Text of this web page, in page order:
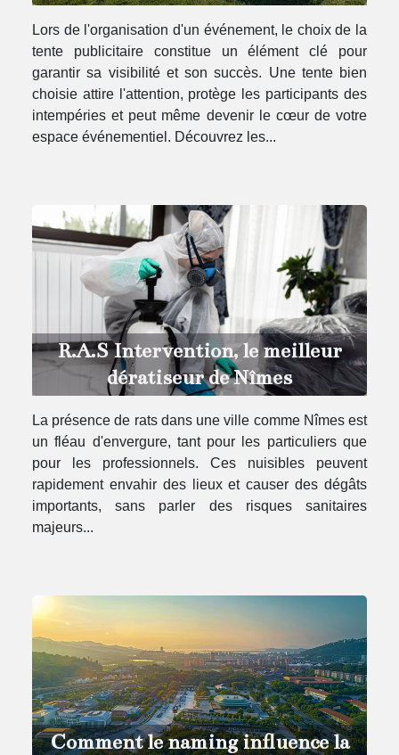
événement
Lors de l'organisation d'un événement, le choix de la
tente publicitaire constitue un élément clé pour
garantir sa visibilité et son succès. Une tente bien
choisie attire l'attention, protège les participants des
intempéries et peut même devenir le cœur de votre
espace événementiel. Découvrez les...
R.A.S Intervention, le meilleur
dératiseur de Nîmes
La présence de rats dans une ville comme Nîmes est
un fléau d'envergure, tant pour les particuliers que
pour les professionnels. Ces nuisibles peuvent
rapidement envahir des lieux et causer des dégâts
importants, sans parler des risques sanitaires
majeurs...
Comment le naming influence la